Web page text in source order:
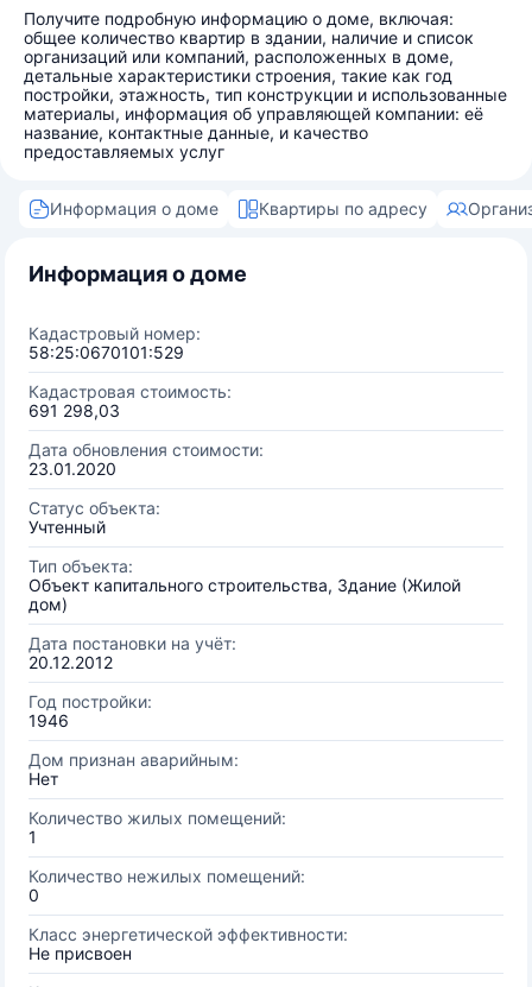
Получите подробную информацию о доме, включая:
общее количество квартир в здании, наличие и список
организаций или компаний, расположенных в доме,
детальные характеристики строения, такие как год
постройки, этажность, тип конструкции и использованные
материалы, информация об управляющей компании: её
название, контактные данные, и качество
предоставляемых услуг
Информация о доме Квартиры по адресу
Информация о доме
Кадастровый номер:
58:25:0670101:529
Кадастровая стоимость:
691 298,03
Дата обновления стоимости:
23.01.2020
Статус объекта:
Учтенный
Тип объекта:
Объект капитального строительства, Здание (Жилой
дом)
Дата постановки на учёт:
20.12.2012
Год постройки:
1946
Дом признан аварийным:
Нет
Количество жилых помещений:
1
Количество нежилых помещений:
0
Класс энергетической эффективности:
Не присвоен